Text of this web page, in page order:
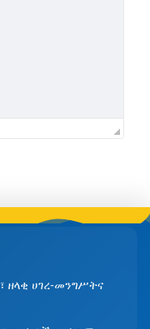
ዘላቂ ሀገረ-መንግሥትና